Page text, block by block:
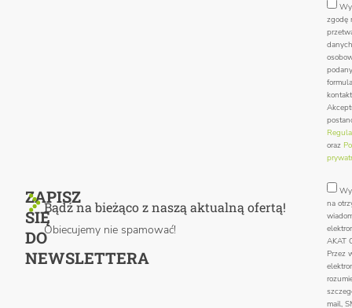
ZAPISZ
SIĘ
DO
NEWSLETTERA
Bądź na bieżąco z naszą aktualną ofertą!
Obiecujemy nie spamować!
zgodę
danych
oraz
na
AKAT
Przez
mail,